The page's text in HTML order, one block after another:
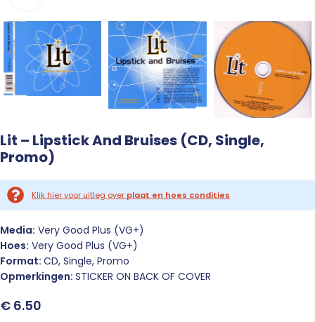
Lit – Lipstick And Bruises (CD, Single,
Promo)
Klik hier voor uitleg over plaat en hoes condities
Media: Very Good Plus (VG+)
Hoes: Very Good Plus (VG+)
Format: CD, Single, Promo
Opmerkingen: STICKER ON BACK OF COVER
€ 6.50